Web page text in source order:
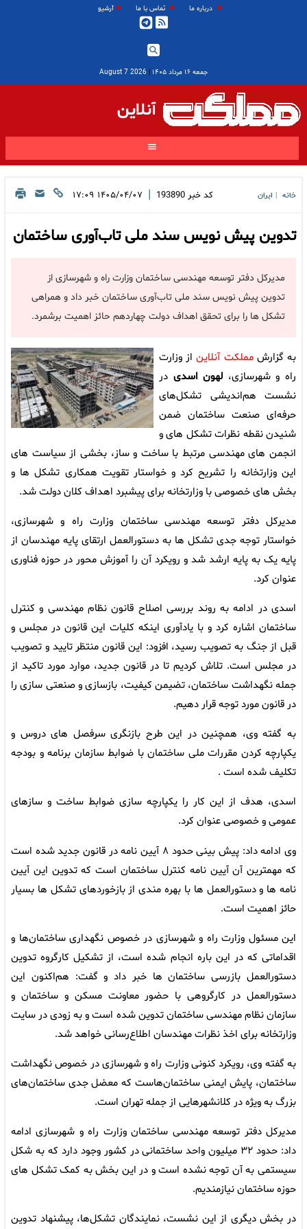
درباره ما تماس با ما آرشیو
جمعه ۱۶ مرداد ۱۴۰۵ |
2026 August 7
آنلاین
خانه ایران کد خبر 193890
| ۱۴۰۵/۰۴/۰۷ ۱۷:۰۹
تدوین پیش نویس سند ملی تاب‌آوری ساختمان
مدیرکل دفتر توسعه مهندسی ساختمان وزارت راه و شهرسازی از
تدوین پیش نویس سند ملی تاب‌آوری ساختمان خبر داد و همراهی
تشکل ها را برای تحقق اهداف دولت چهاردهم حائز اهمیت برشمرد.
به گزارشمملکت آنلایناز وزارت
راه و شهرسازی، لهون اسدی در
نشست هم‌اندیشی تشکل‌های
حرفه‌ای صنعت ساختمان ضمن
شنیدن نقطه نظرات تشکل های و
انجمن های مهندسی مرتبط با ساخت و ساز، بخشی از سیاست های
این وزارتخانه را تشریح کرد و خواستار تقویت همکاری تشکل ها و
بخش های خصوصی با وزارتخانه برای پیشبرد اهداف کلان دولت شد.
مدیرکل دفتر توسعه مهندسی ساختمان وزارت راه و شهرسازی،
خواستار توجه جدی تشکل ها به دستورالعمل ارتقای پایه مهندسان از
پایه یک به پایه ارشد شد و رویکرد آن را آموزش محور در حوزه فناوری
عنوان کرد.
اسدی در ادامه به روند بررسی اصلاح قانون نظام مهندسی و کنترل
ساختمان اشاره کرد و با یادآوری اینکه کلیات این قانون در مجلس و
قبل از جنگ به تصویب رسید، افزود: این قانون منتظر تایید و تصویب
در مجلس است. تلاش کردیم تا در قانون جدید، موارد مورد تاکید از
جمله نگهداشت ساختمان، تضیمن کیفیت، بازسازی و صنعتی سازی را
در قانون مورد توجه قرار دهیم.
به گفته وی، همچنین در این طرح بازنگری سرفصل های دروس و
یکپارچه کردن مقررات ملی ساختمان با ضوابط سازمان برنامه و بودجه
تکلیف شده است .
اسدی، هدف از این کار را یکپارچه سازی ضوابط ساخت و سازهای
عمومی و خصوصی عنوان کرد.
وی ادامه داد: پیش بینی حدود ۸ آیین نامه در قانون جدید شده است
که مهمترین آن آیین نامه کنترل ساختمان است که تدوین این آیین
نامه ها و دستورالعمل ها با بهره مندی از بازخوردهای تشکل ها بسیار
حائز اهمیت است.
این مسئول وزارت راه و شهرسازی در خصوص نگهداری ساختمان‌ها و
اقداماتی که در این باره انجام شده است، از تشکیل کارگروه تدوین
دستورالعمل بازرسی ساختمان ها خبر داد و گفت: هم‌اکنون این
دستورالعمل در کارگروهی با حضور معاونت مسکن و ساختمان و
سازمان نظام مهندسی ساختمان تدوین شده است و به زودی در سایت
وزارتخانه برای اخذ نظرات مهندسان اطلاع‌رسانی خواهد شد.
به گفته وی، رویکرد کنونی وزارت راه و شهرسازی در خصوص نگهداشت
ساختمان‌، پایش ایمنی ساختمان‌هاست که معضل جدی ساختمان‌های
بزرگ به ویژه در کلانشهرهایی از جمله تهران است.
مدیرکل دفتر توسعه مهندسی ساختمان وزارت راه و شهرسازی ادامه
داد: حدود ۳۲ میلیون واحد ساختمانی در کشور وجود دارد که به شکل
سیستمی به آن توجه نشده است و در این بخش به کمک تشکل های
حوزه ساختمان نیازمندیم.
در بخش دیگری از این نشست، نمایندگان تشکل‌ها، پیشنهاد تدوین